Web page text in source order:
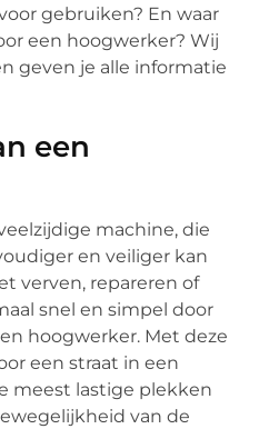
gebruiken? En waar
een hoogwerker? Wij
geven je alle informatie
een
machine, die
en veiliger kan
verven, repareren of
snel en simpel door
hoogwerker. Met deze
een straat in een
meest lastige plekken
van de